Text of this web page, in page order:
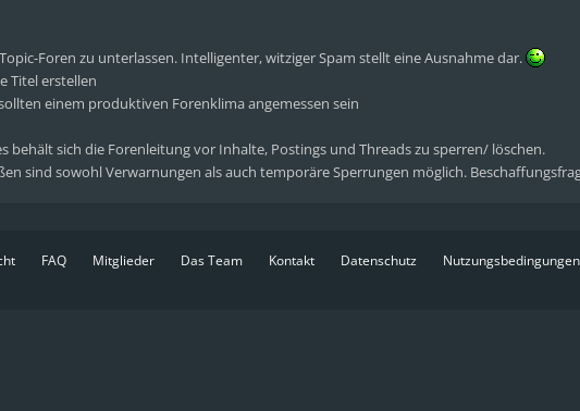
Foren zu unterlassen. Intelligenter, witziger Spam stellt eine Ausnahme dar.
Titel erstellen
einem produktiven Forenklima angemessen sein
behält sich die Forenleitung vor Inhalte, Postings und Threads zu sperren/ löschen.
sind sowohl Verwarnungen als auch temporäre Sperrungen möglich.
FAQ Mitglieder Das Team Kontakt Datenschutz Nutzungsbedingungen